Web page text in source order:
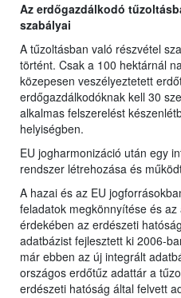
Az erdőgazdálkodó
szabályai
A tűzoltásban való részvétel
történt. Csak a 100 hektárnál
közepesen veszélyeztetett
erdőgazdálkodóknak kell 30
alkalmas felszerelést
helyiségben.
EU jogharmonizáció után egy
rendszer létrehozása és
A hazai és az EU
feladatok megkönnyítése és
érdekében az erdészeti
adatbázist fejlesztett ki 2006-
már ebben az új integrált
országos erdőtűz adattár a
erdészeti hatóság által felvett